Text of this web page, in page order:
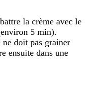
la crème avec le
5 min).
doit pas grainer
ensuite dans une